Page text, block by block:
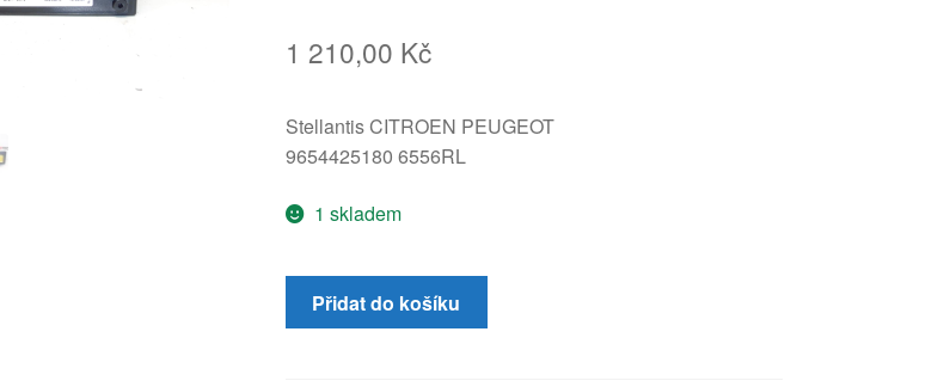
1 210,00 Kč
Stellantis CITROEN PEUGEOT
9654425180 6556RL
1 skladem
Řídící
jednotka
Přidat do košíku